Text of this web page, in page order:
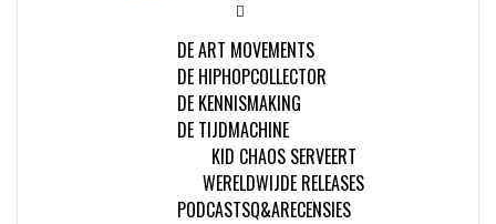
DE ART MOVEMENTS
DE HIPHOPCOLLECTOR
DE KENNISMAKING
DE TIJDMACHINE
KID CHAOS SERVEERT
WERELDWIJDE RELEASES
PODCASTSQ&ARECENSIES